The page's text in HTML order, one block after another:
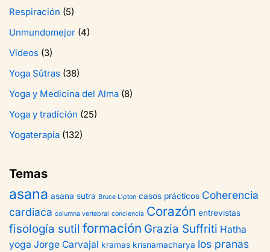
Respiración (5)
Unmundomejor (4)
Videos (3)
Yoga Sûtras (38)
Yoga y Medicina del Alma (8)
Yoga y tradición (25)
Yogaterapia (132)
Temas
asana asana sutra Bruce Lipton casos prácticos Coherencia
cardiaca columna vertebral conciencia Corazón entrevistas
fisología sutil formación Grazia Suffriti Hatha
yoga Jorge Carvajal kramas krisnamacharya los pranas